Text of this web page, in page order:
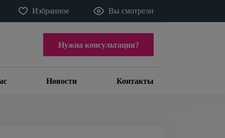
Избранное Вы смотрели
Нужна консультация?
Новости Контакты